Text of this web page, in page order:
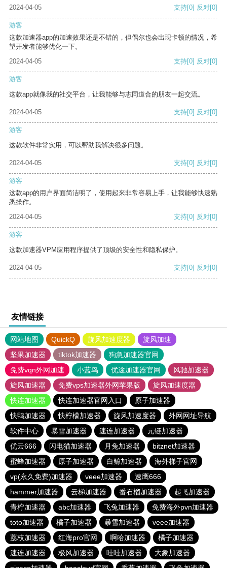
2024-04-05 支持[0] 反对[0]
游客
这款加速器app的加速效果还是不错的，但偶尔也会出现卡顿的情况，希
望开发者能够优化一下。
2024-04-05
支持[0] 反对[0]
游客
这款app就像我的社交平台，让我能够与志同道合的朋友一起交流。
2024-04-05 支持[0] 反对[0]
游客
这款软件非常实用，可以帮助我解决很多问题。
2024-04-05 支持[0] 反对[0]
游客
这款app的用户界面简洁明了，使用起来非常容易上手，让我能够快速熟
悉操作。
2024-04-05
支持[0] 反对[0]
游客
这款加速器VPM应用程序提供了顶级的安全性和隐私保护。
2024-04-05 支持[0] 反对[0]
友情链接
网站地图 QuickQ 旋风加速度器
旋风加速
坚果加速器
tiktok加速器
狗急加速器官网
免费vqn外网加速
小蓝鸟 优途加速器官网
风驰加速器
旋风加速器
免费vps加速器外网苹果版
旋风加速度器
快连加速器
快连加速器官网入口
原子加速器
快鸭加速器
快柠檬加速器 旋风加速度器
外网网址导航
软件中心
暴雪加速器 速连加速器
元链加速器
优云666
闪电猫加速器 月兔加速器
bitznet加速器
蜜蜂加速器
原子加速器 白鲸加速器
海外梯子官网
vp(永久免费)加速器
veee加速器
速鹰666
hammer加速器
云梯加速器 番石榴加速器
起飞加速器
青柠加速器
abc加速器 飞兔加速器
免费海外pvn加速器
toto加速器
橘子加速器 暴雪加速器
veee加速器
荔枝加速器
红海pro官网 啊哈加速器
橘子加速器
速连加速器
极风加速器 哇哇加速器
大象加速器